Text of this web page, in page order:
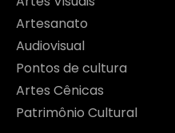
Artesanato
Audiovisual
Pontos de cultura
Artes Cênicas
Patrimônio Cultural